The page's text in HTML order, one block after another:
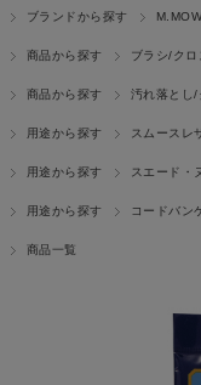
ブランドから探す
商品から探す ブラシ/クロ
商品から探す 汚れ落とし/
用途から探す スムースレ
用途から探す スエード・
用途から探す コードバン
商品一覧